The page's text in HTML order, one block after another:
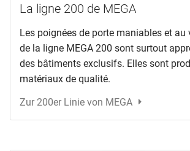
La ligne 200 de MEGA
Les poignées de porte maniables et
de la ligne MEGA 200 sont surtout
des bâtiments exclusifs. Elles sont
matériaux de qualité.
Zur 200er Linie von MEGA